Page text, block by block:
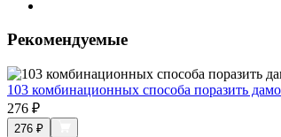
Рекомендуемые
103 комбинационных способа поразить
276 ₽
276 ₽